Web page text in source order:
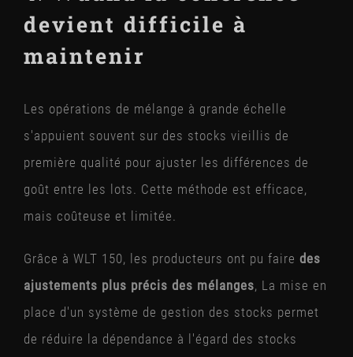
devient difficile à
maintenir
Les opérations de mélange à grande échelle
s'appuient souvent sur des stocks vieillis de
première qualité pour ajuster les différences de
goût entre les lots. Cette méthode est efficace,
mais coûteuse et limitée.
Grâce à WLT 150, les producteurs ont pu faire des
ajustements plus précis des mélanges, La mise en
place d'un système de gestion des stocks permet
de réduire la dépendance à l'égard des stocks